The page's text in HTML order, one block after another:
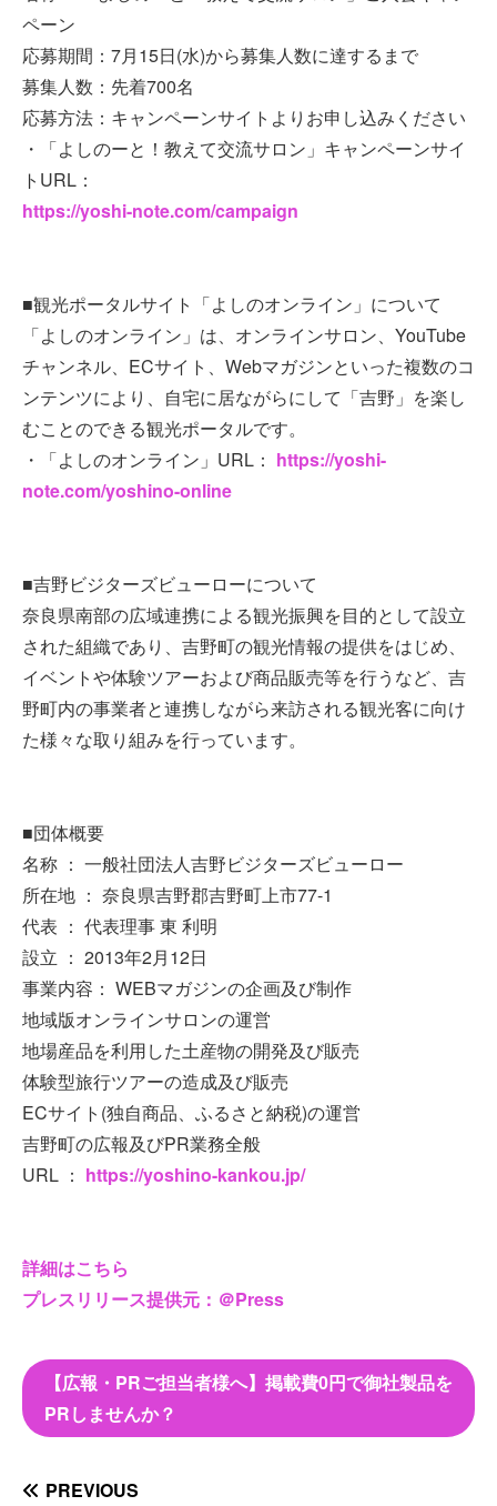
ペーン
応募期間：7月15日(水)から募集人数に達するまで
募集人数：先着700名
応募方法：キャンペーンサイトよりお申し込みください
・「よしのーと！教えて交流サロン」キャンペーンサイ
トURL：
https://yoshi-note.com/campaign
■観光ポータルサイト「よしのオンライン」について
「よしのオンライン」は、オンラインサロン、YouTube
チャンネル、ECサイト、Webマガジンといった複数のコ
ンテンツにより、自宅に居ながらにして「吉野」を楽し
むことのできる観光ポータルです。
・「よしのオンライン」URL： https://yoshi-
note.com/yoshino-online
■吉野ビジターズビューローについて
奈良県南部の広域連携による観光振興を目的として設立
された組織であり、吉野町の観光情報の提供をはじめ、
イベントや体験ツアーおよび商品販売等を行うなど、吉
野町内の事業者と連携しながら来訪される観光客に向け
た様々な取り組みを行っています。
■団体概要
名称 ： 一般社団法人吉野ビジターズビューロー
所在地 ： 奈良県吉野郡吉野町上市77-1
代表 ： 代表理事 東 利明
設立 ： 2013年2月12日
事業内容： WEBマガジンの企画及び制作
地域版オンラインサロンの運営
地場産品を利用した土産物の開発及び販売
体験型旅行ツアーの造成及び販売
ECサイト(独自商品、ふるさと納税)の運営
吉野町の広報及びPR業務全般
URL ： https://yoshino-kankou.jp/
詳細はこちら
プレスリリース提供元：＠Press
【広報・PRご担当者様へ】掲載費0円で御社製品を
PRしませんか？
PREVIOUS